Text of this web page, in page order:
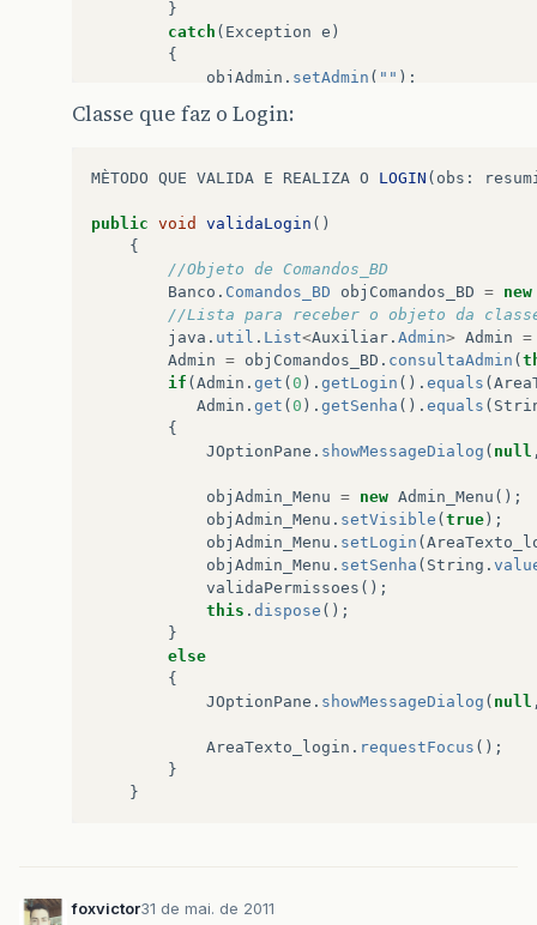
}
catch ( Exception e )
{
objAdmin . setAdmin ( "" );
System.out
"\nNão foi possível se
"Erro - Conexão"
return
Admin
Classe que faz o Login:
MÈTODO QUE VALIDA E REALIZA O LOGIN ( obs :
public void validaLogin ()
{
//Objeto de Comandos_BD
Banco . Comandos_BD objComandos_BD = new
//Lista para receber o objeto da classe
java . util . List<Auxiliar . Admin> Admin =
Admin = objComandos_BD . consultaAdmin (
if ( Admin . get ( 0 ). getLogin (). equals (
Admin . get ( 0 ). getSenha (). equals (
{
JOptionPane . showMessageDialog ( null
objAdmin_Menu = new Admin_Menu ();
objAdmin_Menu . setVisible ( true );
objAdmin_Menu . setLogin (
objAdmin_Menu . setSenha ( String .
validaPermissoes ();
this . dispose ();
}
else
{
JOptionPane . showMessageDialog ( null
AreaTexto_login . requestFocus ();
}
}
foxvictor31 de mai. de 2011